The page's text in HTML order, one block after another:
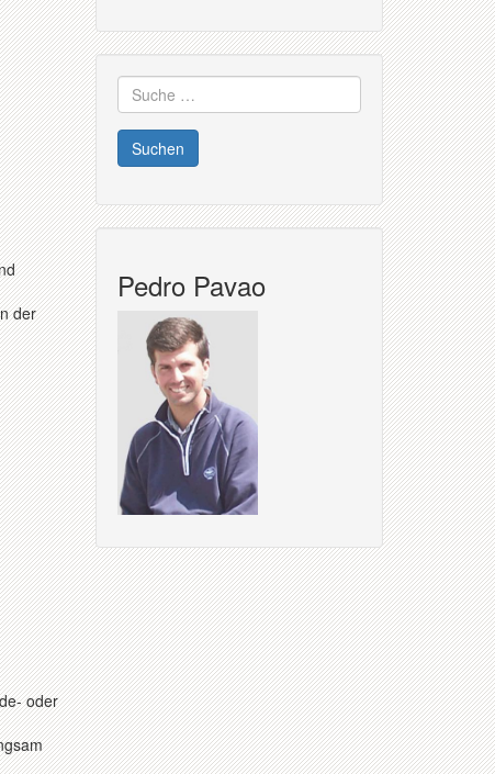
der
oder
Suche
nach:
Pedro Pavao